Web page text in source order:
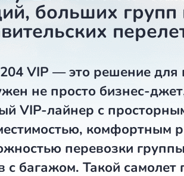
больших групп
VIP — это решение для
не просто бизнес-
VIP-лайнер с
комфортным
перевозки
с багажом. Такой самолет